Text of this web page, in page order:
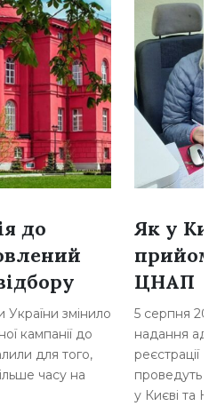
до
України змінило
кампанії до
для того,
часу на
Як у
прийом
ЦНАП
5 серпня
надання
реєстрації
проведуть
у Києві та